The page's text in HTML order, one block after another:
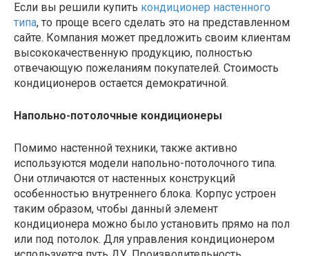
Если вы решили купить кондиционер настенного
типа, то проще всего сделать это на представленном
сайте. Компания может предложить своим клиентам
высококачественную продукцию, полностью
отвечающую пожеланиям покупателей. Стоимость
кондиционеров остается демократичной.
Напольно-потолочные кондиционеры
Помимо настенной техники, также активно
используются модели напольно-потолочного типа.
Они отличаются от настенных конструкций
особенностью внутреннего блока. Корпус устроен
таким образом, чтобы данный элемент
кондиционера можно было установить прямо на пол
или под потолок. Для управления кондиционером